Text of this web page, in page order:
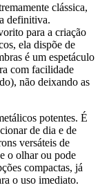
clássica,
definitiva.
para a criação
ela dispõe de
é um espetáculo
com facilidade
não deixando as
potentes. É
de dia e de
versáteis de
o olhar ou pode
compactas, já
o uso imediato.